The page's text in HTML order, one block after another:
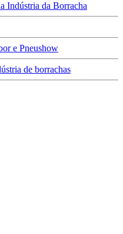
Indústria da Borracha
e Pneushow
de borrachas